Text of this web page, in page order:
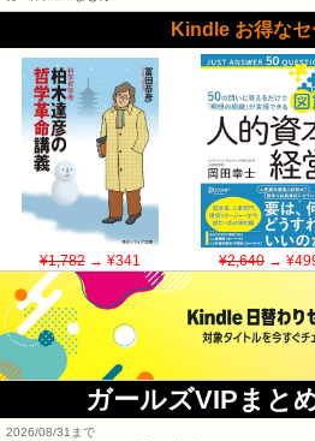
Kindle お得なセ
¥1,782→ ¥341 ¥2,640→
ガールズVIPまと
2026/08/31まで